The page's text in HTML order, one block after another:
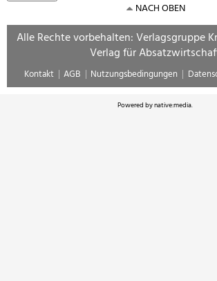
NACH OBEN
Alle Rechte vorbehalten: Verlagsgruppe
Verlag für
Kontakt AGB Nutzungsbedingungen
Powered bynative:media.